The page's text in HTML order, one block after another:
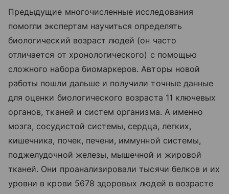
Предыдущие многочисленные исследования
помогли экспертам научиться определять
биологический возраст людей (он часто
отличается от хронологического) с помощью
сложного набора биомаркеров. Авторы новой
работы пошли дальше и получили точные данные
для оценки биологического возраста 11 ключевых
органов, тканей и систем организма. А именно
мозга, сосудистой системы, сердца, легких,
кишечника, почек, печени, иммунной системы,
поджелудочной железы, мышечной и жировой
тканей. Они проанализировали тысячи белков и их
уровни в крови 5678 здоровых людей в возрасте